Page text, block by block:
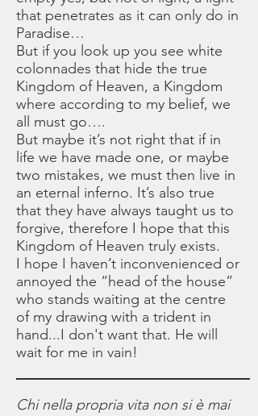
that penetrates as it can only do in
Paradise…
But if you look up you see white
colonnades that hide the true
Kingdom of Heaven, a Kingdom
where according to my belief, we
all must go….
But maybe it’s not right that if in
life we have made one, or maybe
two mistakes, we must then live in
an eternal inferno. It’s also true
that they have always taught us to
forgive, therefore I hope that this
Kingdom of Heaven truly exists.
I hope I haven’t inconvenienced or
annoyed the “head of the house”
who stands waiting at the centre
of my drawing with a trident in
hand...I don't want that. He will
wait for me in vain!
Chi nella propria vita non si è mai